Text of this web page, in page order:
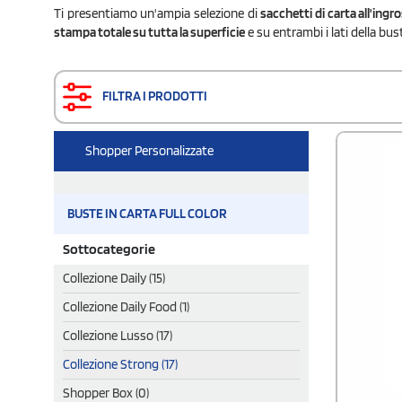
Ti presentiamo un'ampia selezione disacchetti di carta
stampa totale su tutta la superficiee su entrambi i lati della
FILTRA I PRODOTTI
Shopper Personalizzate
BUSTE IN CARTA FULL COLOR
Sottocategorie
Collezione Daily (15)
Collezione Daily Food (1)
Collezione Lusso (17)
Collezione Strong (17)
Shopper Box (0)